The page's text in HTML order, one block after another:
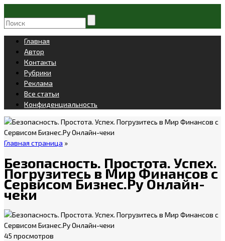
Главная
Автор
Контакты
Рубрики
Реклама
Все статьи
Конфиденциальность
Главная страница »
Безопасность. Простота. Успех.
Погрузитесь в Мир Финансов с
Сервисом Бизнес.Ру Онлайн-
чеки
45 просмотров